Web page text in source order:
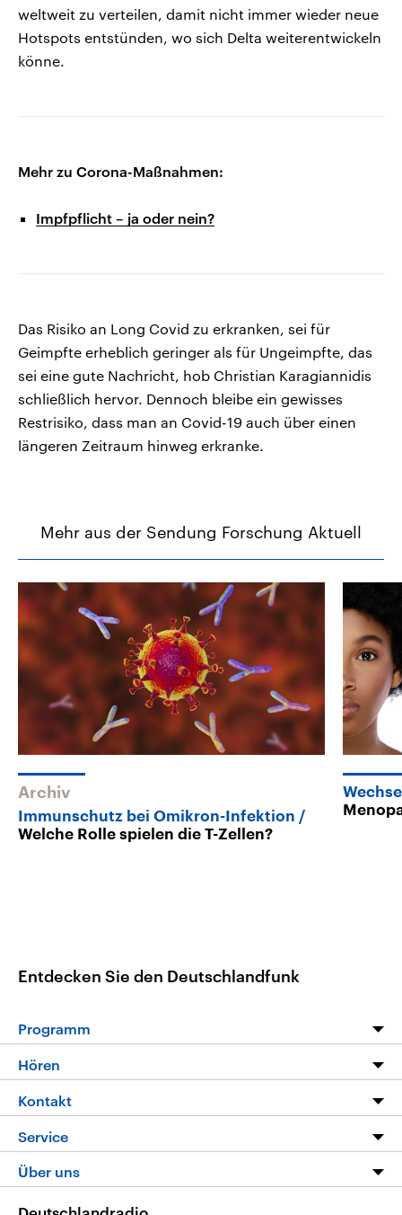
weltweit zu verteilen, damit nicht immer wieder neue
Hotspots entstünden, wo sich Delta weiterentwickeln
könne.
Mehr zu Corona-Maßnahmen:
Impfpflicht – ja oder nein?
Das Risiko an Long Covid zu erkranken, sei für
Geimpfte erheblich geringer als für Ungeimpfte, das
sei eine gute Nachricht, hob Christian Karagiannidis
schließlich hervor. Dennoch bleibe ein gewisses
Restrisiko, dass man an Covid-19 auch über einen
längeren Zeitraum hinweg erkranke.
Mehr aus der Sendung Forschung Aktuell
Archiv
Immunschutz bei Omikron-Infektion
Welche Rolle spielen die T-Zellen?
Entdecken Sie den Deutschlandfunk
Programm
Die Nachrichten
Nachrichtenleicht
Neue Beiträge auf dlf.de
Hören
Livestream
Podcasts
Deutschlandfunk App
Nachrichten App
Kontakt
Service
FAQ
Über uns